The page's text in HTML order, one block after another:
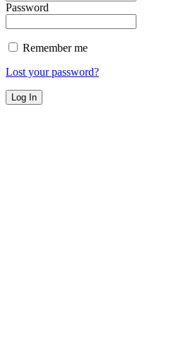
Password
Remember me
Lost your password?